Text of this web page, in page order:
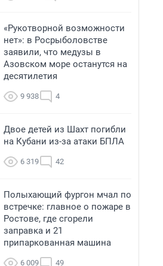
«Рукотворной возможности
нет»: в Росрыболовстве
заявили, что медузы в
Азовском море останутся на
десятилетия
9 938 4
Двое детей из Шахт погибли
на Кубани из-за атаки БПЛА
6 319 42
Полыхающий фургон мчал по
встречке: главное о пожаре в
Ростове, где сгорели
заправка и 21
припаркованная машина
6 009 49